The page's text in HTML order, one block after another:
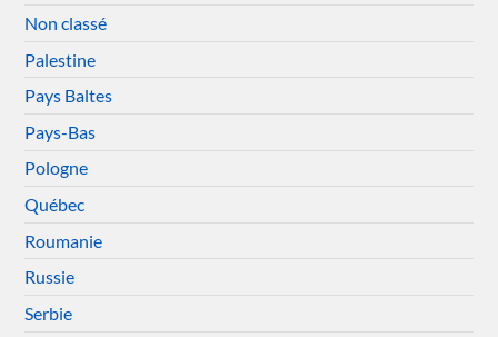
Non classé
Palestine
Pays Baltes
Pays-Bas
Pologne
Québec
Roumanie
Russie
Serbie